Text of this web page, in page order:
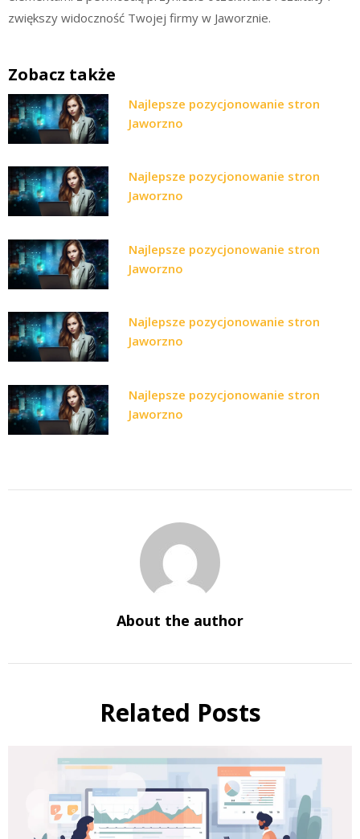
zwiększy widoczność Twojej firmy w Jaworznie.
Zobacz także
Najlepsze pozycjonowanie stron
Jaworzno
Najlepsze pozycjonowanie stron
Jaworzno
Najlepsze pozycjonowanie stron
Jaworzno
Najlepsze pozycjonowanie stron
Jaworzno
Najlepsze pozycjonowanie stron
Jaworzno
About the author
Related Posts